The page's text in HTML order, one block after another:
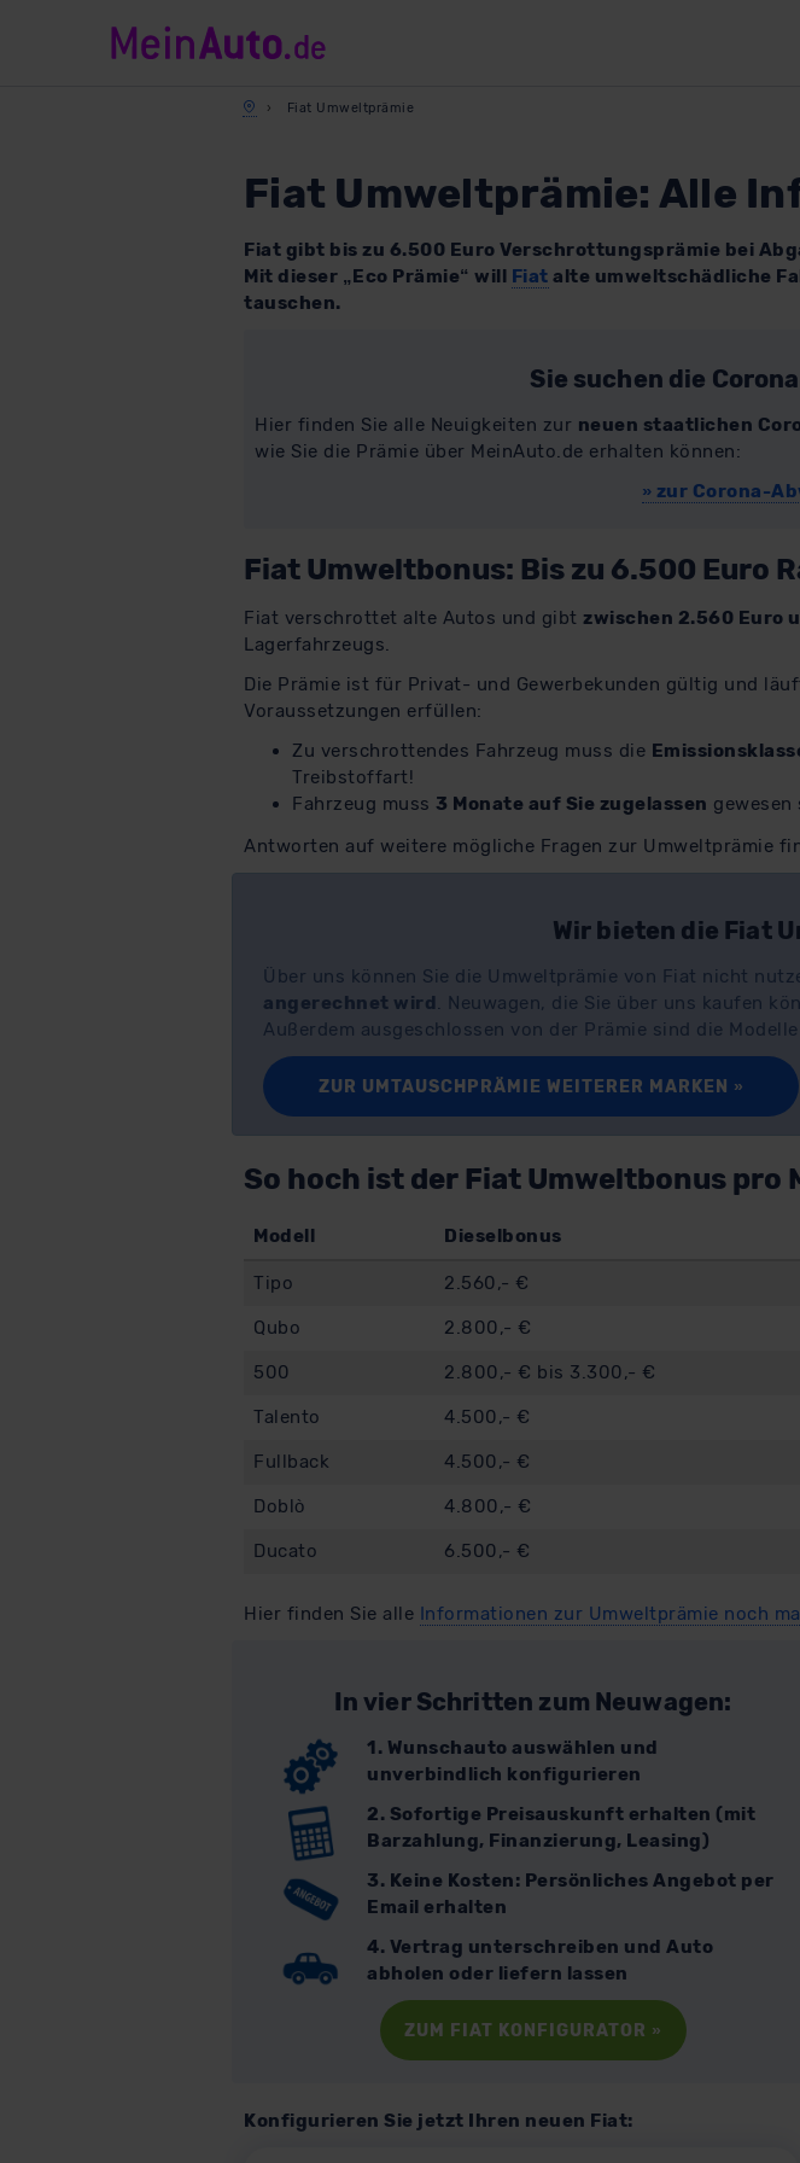
Fiat Umweltprämie
Fiat Umweltprämie: Alle
Fiat gibt bis zu 6.500 Euro Verschrottungsprämie bei
Mit dieser „Eco Prämie“ will Fiat alte umweltschädliche
tauschen.
Sie suchen die
Hier finden Sie alle Neuigkeiten zur neuen staatlichen
wie Sie die Prämie über MeinAuto.de erhalten können:
» zur Corona-
Fiat Umweltbonus: Bis zu 6.500 Euro
Fiat verschrottet alte Autos und gibt zwischen 2.560 Euro
Lagerfahrzeugs.
Die Prämie ist für Privat- und Gewerbekunden gültig und
Voraussetzungen erfüllen:
Zu verschrottendes Fahrzeug muss die
Treibstoffart!
Fahrzeug muss 3 Monate auf Sie zugelassen gewesen
Antworten auf weitere mögliche Fragen zur Umweltprämie
Wir bieten die Fiat
Über uns können Sie die Umweltprämie von Fiat nicht
angerechnet wird. Neuwagen, die Sie über uns kaufen
Außerdem ausgeschlossen von der Prämie sind die
ZUR UMTAUSCHPRÄMIE WEITERER MARKEN »
So hoch ist der Fiat Umweltbonus pro
Modell Dieselbonus
Tipo 2.560,- €
Qubo 2.800,- €
500 2.800,- € bis 3.300,- €
Talento 4.500,- €
Fullback 4.500,- €
Doblò 4.800,- €
Ducato 6.500,- €
Hier finden Sie alle Informationen zur Umweltprämie noch
In vier Schritten zum Neuwagen:
1. Wunschauto auswählen und
unverbindlich konfigurieren
2. Sofortige Preisauskunft erhalten (mit
Barzahlung, Finanzierung, Leasing)
3. Keine Kosten: Persönliches Angebot per
Email erhalten
4. Vertrag unterschreiben und Auto
abholen oder liefern lassen
ZUM FIAT KONFIGURATOR »
Konfigurieren Sie jetzt Ihren neuen Fiat: